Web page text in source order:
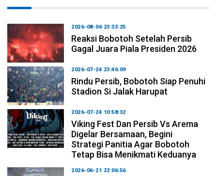
2026-08-06 23:33:25
Reaksi Bobotoh Setelah Persib
Gagal Juara Piala Presiden 2026
2026-07-24 23:46:09
Rindu Persib, Bobotoh Siap Penuhi
Stadion Si Jalak Harupat
2026-07-24 10:58:32
Viking Fest Dan Persib Vs Arema
Digelar Bersamaan, Begini
Strategi Panitia Agar Bobotoh
Tetap Bisa Menikmati Keduanya
2026-06-21 22:06:56